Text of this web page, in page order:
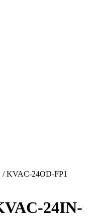
KVAC-24OD-FP1
24IN-